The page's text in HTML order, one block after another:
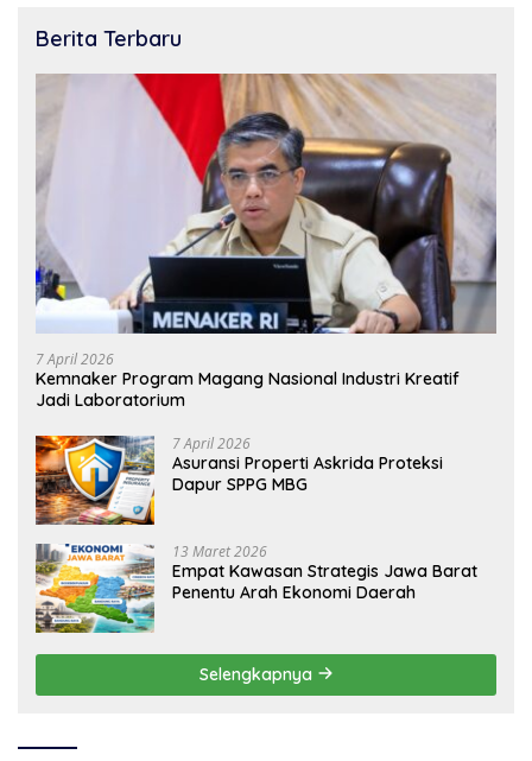
Berita Terbaru
7 April 2026
Kemnaker Program Magang Nasional Industri Kreatif
Jadi Laboratorium
7 April 2026
Asuransi Properti Askrida Proteksi
Dapur SPPG MBG
13 Maret 2026
Empat Kawasan Strategis Jawa Barat
Penentu Arah Ekonomi Daerah
Selengkapnya